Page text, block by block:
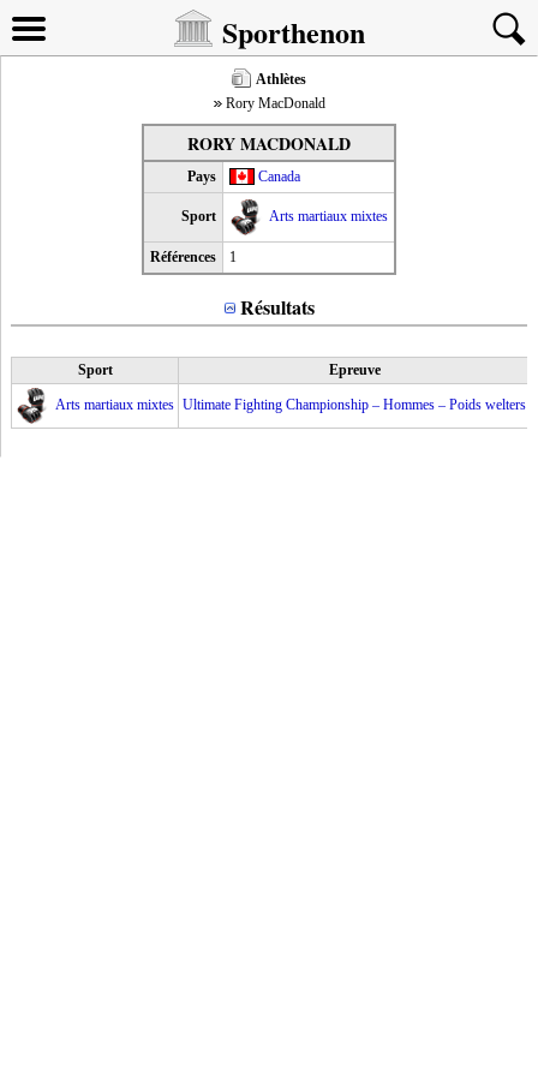
Sporthenon
Athlètes
Rory MacDonald
RORY MACDONALD
Pays Canada
Sport Arts martiaux mixtes
Références 1
Résultats
Sport Epreuve
Arts martiaux mixtes Ultimate Fighting Championship – Hommes – Poids welters